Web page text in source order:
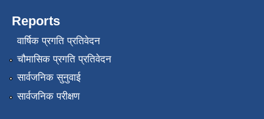
Reports
वार्षिक प्रगति प्रतिवेदन
चौमासिक प्रगति प्रतिवेदन
सार्वजनिक सुनुवाई
सार्वजनिक परीक्षण